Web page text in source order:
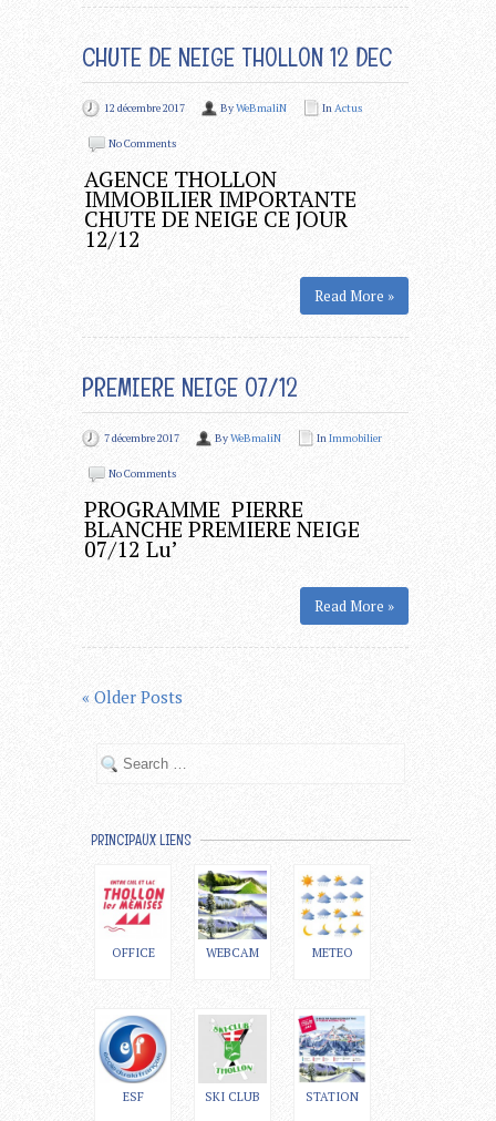
CHUTE DE NEIGE THOLLON 12 DEC
12 décembre 2017 ByWeBmaliN InActus
No Comments
AGENCE THOLLON
IMMOBILIER IMPORTANTE
CHUTE DE NEIGE CE JOUR
12/12
Read More »
PREMIERE NEIGE 07/12
7 décembre 2017 ByWeBmaliN InImmobilier
No Comments
PROGRAMME PIERRE
BLANCHE PREMIERE NEIGE
07/12 Lu’
Read More »
« Older Posts
PRINCIPAUX LIENS
OFFICE WEBCAM METEO
ESF SKI CLUB STATION